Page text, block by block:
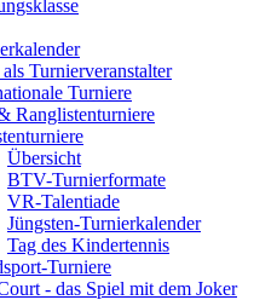
Turnierveranstalter
Turniere
Ranglistenturniere
Übersicht
BTV-Turnierformate
VR-Talentiade
Jüngsten-Turnierkalender
Tag des Kindertennis
Turniere
- das Spiel mit dem Joker